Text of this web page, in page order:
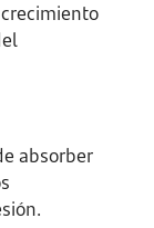
absorber